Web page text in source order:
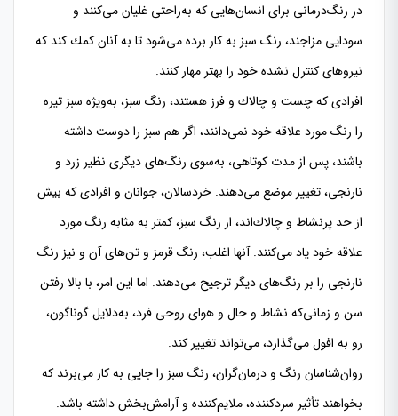
در رنگ‌درمانی برای انسان‌هایی كه به‌راحتی غلیان می‌كنند و
سودایی مزاجند، رنگ سبز به كار برده می‌شود تا به آنان كمك كند كه
نیروهای كنترل نشده خود را بهتر مهار كنند.
افرادی كه چست و چالاك و فرز هستند، رنگ سبز، به‌ویژه سبز تیره
را رنگ مورد علاقه خود نمی‌دانند، اگر هم سبز را دوست داشته
باشند، پس از مدت كوتاهی، به‌سوی رنگ‌های دیگری نظیر زرد و
نارنجی، تغییر موضع می‌دهند. خردسالان، جوانان و افرادی كه بیش
از حد پرنشاط و چالاك‌اند، از رنگ سبز، كمتر به مثابه رنگ مورد
علاقه خود یاد می‌كنند. آنها اغلب، رنگ قرمز و تن‌های آن و نیز رنگ
نارنجی را بر رنگ‌های دیگر ترجیح می‌دهند. اما این امر، با بالا رفتن
سن و زمانی‌كه نشاط و حال و هوای روحی فرد، به‌دلایل گوناگون،
رو به افول می‌گذارد، می‌تواند تغییر كند.
روان‌شناسان رنگ و درمان‌گران، رنگ سبز را جایی به كار می‌برند كه
بخواهند تأثیر سردكننده، ملایم‌كننده و آرامش‌بخش داشته باشد.